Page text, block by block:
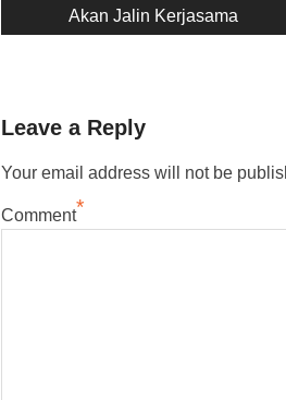
Akan Jalin Kerjasama
Leave a Reply
Your email address will not be
Comment*